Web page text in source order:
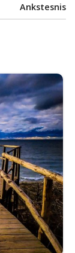
Ankstesnis